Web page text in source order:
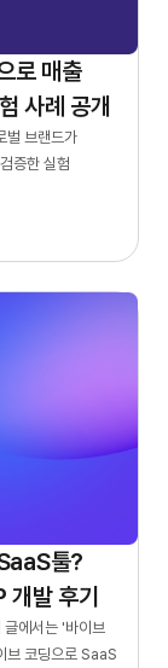
로 매출
사례 공개
벌 브랜드가
증한 실험
툴?
발 후기
글에서는 '바이브
브 코딩으로 SaaS